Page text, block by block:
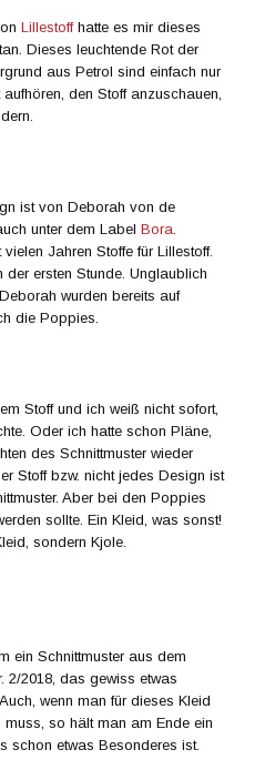
Lillestoffhatte es mir dieses
Dieses leuchtende Rot der
aus Petrol sind einfach nur
den Stoff anzuschauen,
ist von Deborah von de
unter dem LabelBora.
Jahren Stoffe für Lillestoff.
ersten Stunde. Unglaublich
wurden bereits auf
die Poppies.
Stoff und ich weiß nicht sofort,
Oder ich hatte schon Pläne,
des Schnittmuster wieder
Stoff bzw. nicht jedes Design ist
Aber bei den Poppies
sollte. Ein Kleid, was sonst!
sondern Kjole.
ein Schnittmuster aus dem
2/2018, das gewiss etwas
wenn man für dieses Kleid
so hält man am Ende ein
schon etwas Besonderes ist.